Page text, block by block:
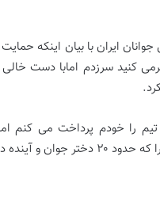
ایران با بیان اینکه
کنید سرزدم امابا دست
تیم را خودم پرداخت می کنم
از فوتسال فارس دفاع کنند.